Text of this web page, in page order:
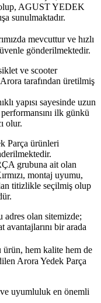
AGUST YEDEK
sunulmaktadır.
mevcuttur ve hızlı
gönderilmektedir.
ve scooter
tarafından üretilmiş
yapısı sayesinde uzun
ilk günkü
olur.
Parça ürünleri
grubuna ait olan
montaj uyumu,
titizlikle seçilmiş olup
adres olan sitemizde;
avantajlarını bir arada
ürün, hem kalite hem de
Arora Yedek Parça
uyumluluk en önemli